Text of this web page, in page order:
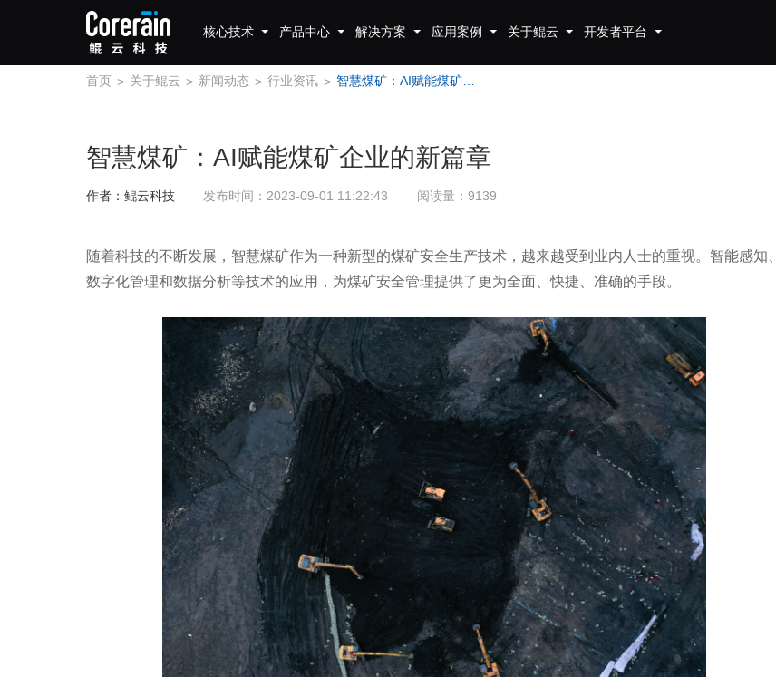
核心技术 产品中心 解决方案 应用案例 关于鲲云 开发者平台
首页 > 关于鲲云 > 新闻动态 > 行业资讯 > 智慧煤矿：AI赋能煤矿企业的新篇章
智慧煤矿：AI赋能煤矿企业的新篇章
作者：鲲云科技 发布时间：2023-09-01 11:22:43 阅读量：9139
随着科技的不断发展，智慧煤矿作为一种新型的煤矿安全生产技术，越来越受到业内人士的重视。智能感知、
数字化管理和数据分析等技术的应用，为煤矿安全管理提供了更为全面、快捷、准确的手段。